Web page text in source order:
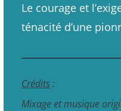
Le courage et
ténacité d’une
Crédits:
Mixage et musique